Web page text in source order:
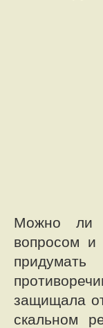
Можно ли
вопросом и
защищала
скальном